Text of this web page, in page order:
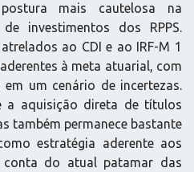
mais cautelosa na
investimentos dos RPPS.
ao CDI e ao IRF-M 1
à meta atuarial, com
um cenário de incertezas.
a aquisição direta de títulos
também permanece bastante
estratégia aderente aos
conta do atual patamar das